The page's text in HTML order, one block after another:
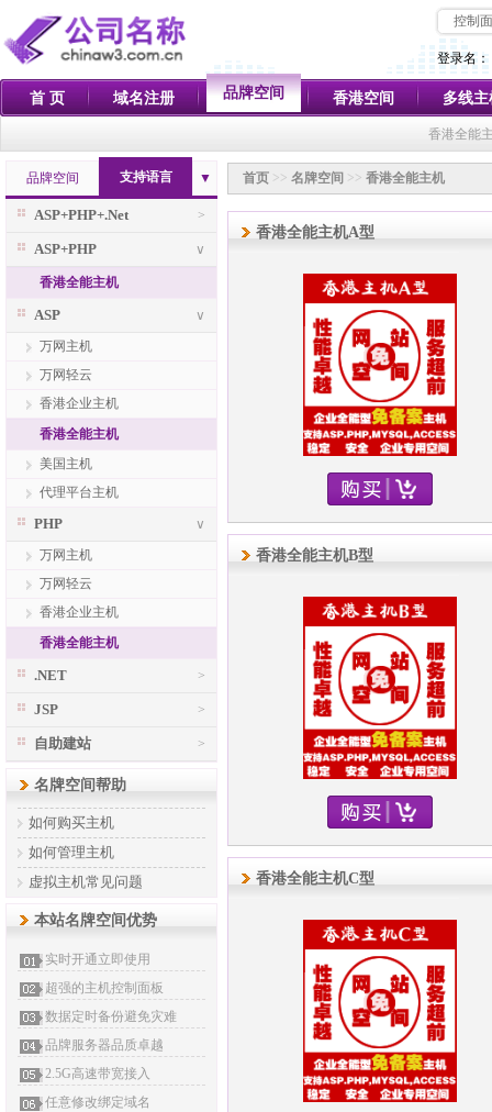
控制
登录名：
首 页 域名注册 品牌空间 香港空间 多线主
香港全能
品牌空间 支持语言 ▼
>
ASP+PHP+.Net
∨
ASP+PHP
香港全能主机
∨
ASP
万网主机
万网轻云
香港企业主机
香港全能主机
美国主机
代理平台主机
∨
PHP
万网主机
万网轻云
香港企业主机
香港全能主机
>
.NET
>
JSP
>
自助建站
名牌空间帮助
如何购买主机
如何管理主机
虚拟主机常见问题
本站名牌空间优势
实时开通立即使用
超强的主机控制面板
数据定时备份避免灾难
品牌服务器品质卓越
2.5G高速带宽接入
任意修改绑定域名
首页 >> 名牌空间 >> 香港全能主机
香港全能主机A型
香港全能主机B型
香港全能主机C型